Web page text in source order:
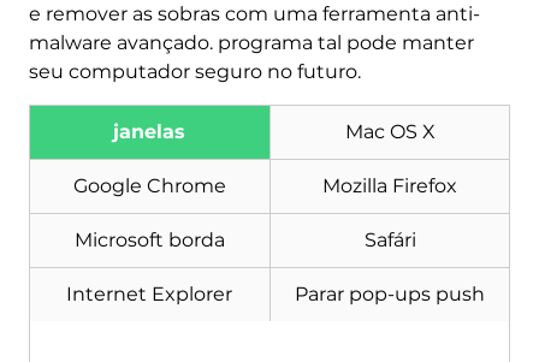
e remover as sobras com uma ferramenta anti-
malware avançado. programa tal pode manter
seu computador seguro no futuro.
janelas Mac OS X
Google Chrome Mozilla Firefox
Microsoft borda Safári
Internet Explorer Parar pop-ups push